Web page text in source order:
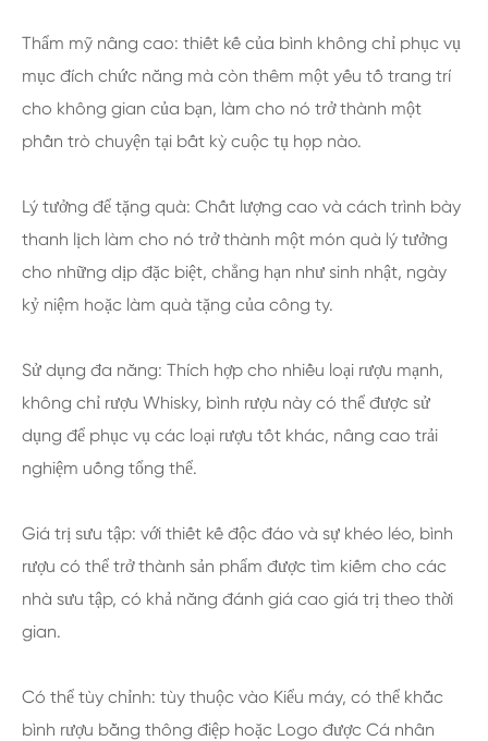
Thẩm mỹ nâng cao: thiết kế của bình không chỉ phục vụ
mục đích chức năng mà còn thêm một yếu tố trang trí
cho không gian của bạn, làm cho nó trở thành một
phần trò chuyện tại bất kỳ cuộc tụ họp nào.
Lý tưởng để tặng quà: Chất lượng cao và cách trình bày
thanh lịch làm cho nó trở thành một món quà lý tưởng
cho những dịp đặc biệt, chẳng hạn như sinh nhật, ngày
kỷ niệm hoặc làm quà tặng của công ty.
Sử dụng đa năng: Thích hợp cho nhiều loại rượu mạnh,
không chỉ rượu Whisky, bình rượu này có thể được sử
dụng để phục vụ các loại rượu tốt khác, nâng cao trải
nghiệm uống tổng thể.
Giá trị sưu tập: với thiết kế độc đáo và sự khéo léo, bình
rượu có thể trở thành sản phẩm được tìm kiếm cho các
nhà sưu tập, có khả năng đánh giá cao giá trị theo thời
gian.
Có thể tùy chỉnh: tùy thuộc vào Kiểu máy, có thể khắc
bình rượu bằng thông điệp hoặc Logo được Cá nhân